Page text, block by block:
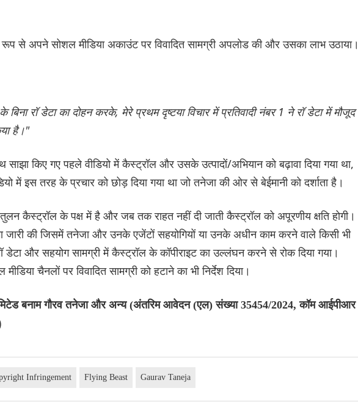
से अपने सोशल मीडिया अकाउंट पर विवादित सामग्री अपलोड की और उसका लाभ
रॉ डेटा का दोहन करके, मेरे प्रथम दृष्टया विचार में प्रतिवादी नंबर 1 ने रॉ डेटा में मौजूद
है।"
साझा किए गए पहले वीडियो में कैस्ट्रॉल और उसके उत्पादों/अभियान को बढ़ावा दिया गया था,
में इस तरह के प्रचार को छोड़ दिया गया था जो तनेजा की ओर से बेईमानी को दर्शाता है।
कैस्ट्रॉल के पक्ष में है और जब तक राहत नहीं दी जाती कैस्ट्रॉल को अपूरणीय क्षति होगी।
जारी की जिसमें तनेजा और उनके एजेंटों सहयोगियों या उनके अधीन काम करने वाले किसी भी
डेटा और सहयोग सामग्री में कैस्ट्रॉल के कॉपीराइट का उल्लंघन करने से रोक दिया गया।
चैनलों पर विवादित सामग्री को हटाने का भी निर्देश दिया।
बनाम गौरव तनेजा और अन्य (अंतरिम आवेदन (एल) संख्या 35454/2024, कॉम आईपीआर
Infringement Flying Beast Gaurav Taneja